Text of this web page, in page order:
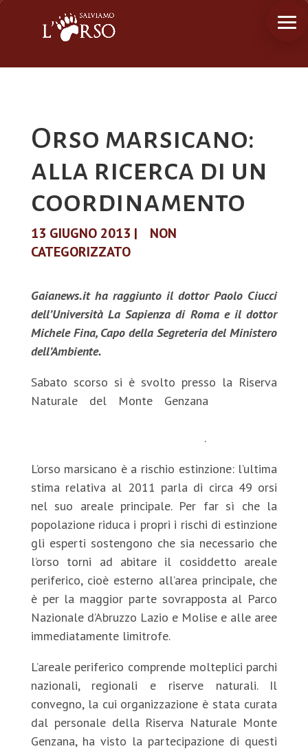
Orso marsicano:
alla ricerca di un
coordinamento
13 GIUGNO 2013 |
NON
CATEGORIZZATO
Gaianews.it ha raggiunto il dottor Paolo Ciucci
dell’Università La Sapienza di Roma e il dottor
Michele Fina, Capo della Segreteria del Ministero
dell’Ambiente.
Sabato scorso si è svolto presso la Riserva
Naturale del Monte Genzana
.
L’orso marsicano è a rischio estinzione: l’ultima
stima relativa al 2011 parla di circa 49 orsi
nel suo areale principale. Per far sì che la
popolazione riduca i propri i rischi di estinzione
gli esperti sostengono che sia necessario che
l’orso torni ad abitare il cosiddetto areale
periferico, cioè esterno all’area principale, che
è per la maggior parte sovrapposta al Parco
Nazionale d’Abruzzo Lazio e Molise e alle aree
immediatamente limitrofe.
L’areale periferico comprende molteplici parchi
nazionali, regionali e riserve naturali. Il
convegno, la cui organizzazione è stata curata
dal personale della Riserva Naturale Monte
Genzana, ha visto la partecipazione di questi